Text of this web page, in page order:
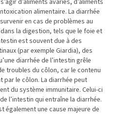
alimentaire. La diarrhée
en cas de problèmes au
la digestion, tels que le foie et
est souvent due à des
(par exemple Giardia), des
diarrhée de l’intestin grêle
troubles du côlon, car le contenu
par le côlon. La diarrhée peut
du système immunitaire. Celui-ci
l’intestin qui entraîne la diarrhée.
également une cause majeure de